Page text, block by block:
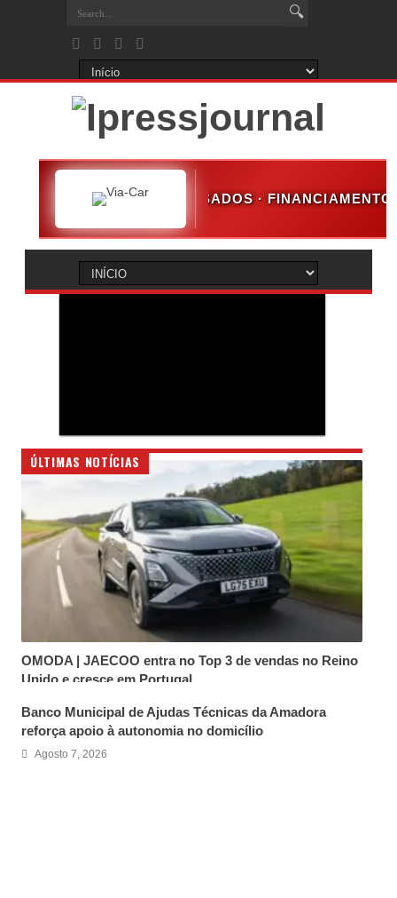
NOVOS & USADOS · FINANCIAMENTO ·
Loading
ÚLTIMAS NOTÍCIAS
OMODA | JAECOO entra no Top 3 de vendas no Reino
Unido e cresce em Portugal
Banco Municipal de Ajudas Técnicas da Amadora
reforça apoio à autonomia no domicílio
Agosto 7, 2026